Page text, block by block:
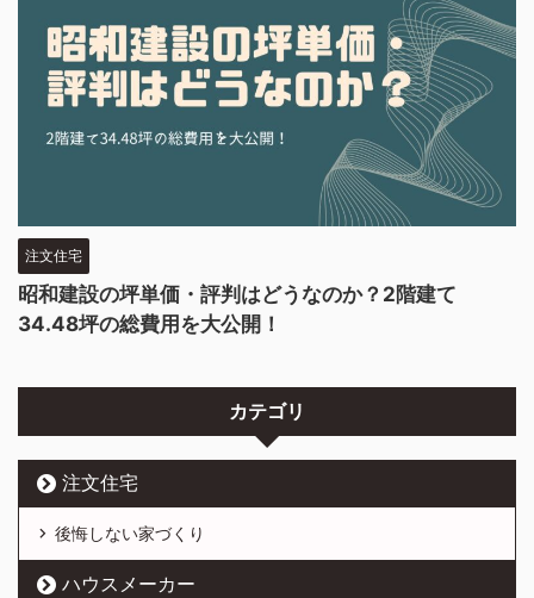
注文住宅
昭和建設の坪単価・評判はどうなのか？2階建て
34.48坪の総費用を大公開！
カテゴリ
注文住宅
後悔しない家づくり
ハウスメーカー